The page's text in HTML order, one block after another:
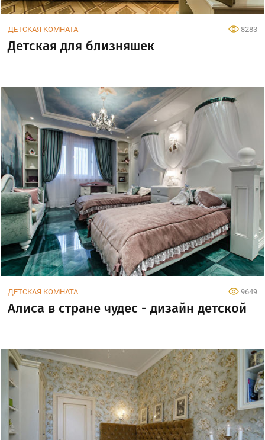
ДЕТСКАЯ КОМНАТА 8283
Детская для близняшек
ДЕТСКАЯ КОМНАТА 9649
Алиса в стране чудес - дизайн детской